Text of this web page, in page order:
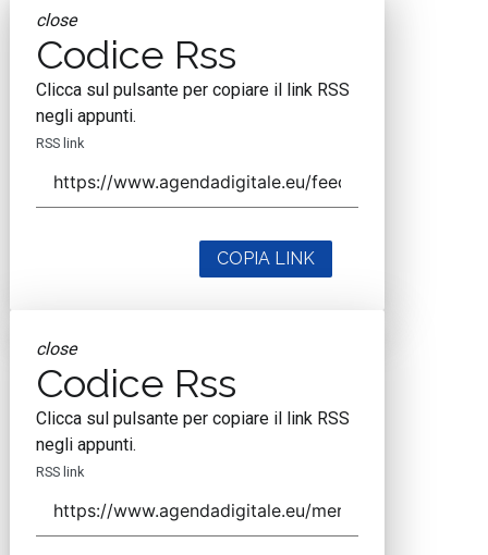
close
Codice Rss
Clicca sul pulsante per copiare il link RSS
negli appunti.
RSS link
COPIA LINK
close
Codice Rss
Clicca sul pulsante per copiare il link RSS
negli appunti.
RSS link